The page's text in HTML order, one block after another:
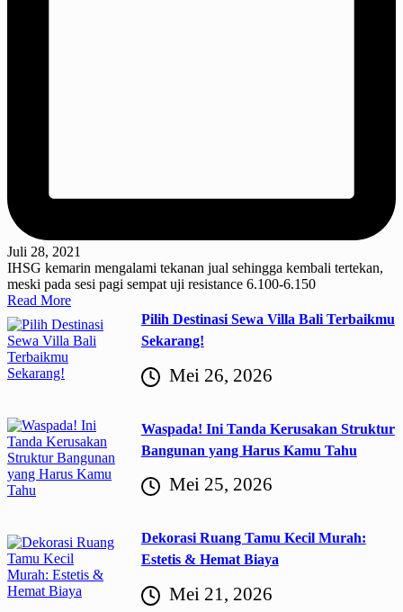
Juli 28, 2021
IHSG kemarin mengalami tekanan jual sehingga kembali tertekan,
meski pada sesi pagi sempat uji resistance 6.100-6.150
Read More
Pilih Destinasi Sewa Villa Bali Terbaikmu
Sekarang!
Mei 26, 2026
Waspada! Ini Tanda Kerusakan Struktur
Bangunan yang Harus Kamu Tahu
Mei 25, 2026
Dekorasi Ruang Tamu Kecil Murah:
Estetis & Hemat Biaya
Mei 21, 2026